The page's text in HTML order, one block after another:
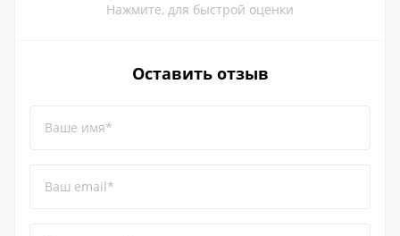
Нажмите, для быстрой оценки
Оставить отзыв
Ваше имя*
Ваш email*